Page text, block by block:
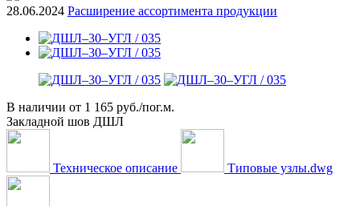
28.06.2024 Расширение ассортимента продукции
В наличии от 1 165 руб./пог.м.
Закладной шов ДШЛ
Техническое описание Типовые узлы.dwg